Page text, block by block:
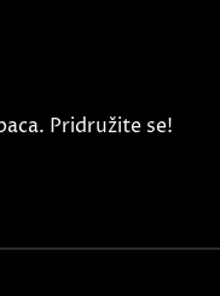
Pridružite se!